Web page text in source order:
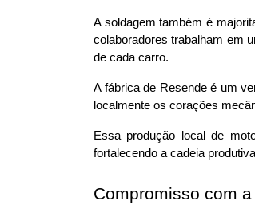
A soldagem também é
colaboradores trabalham em
de cada carro.
A fábrica de Resende é um
localmente os corações
Essa produção local de
fortalecendo a cadeia
Compromisso com